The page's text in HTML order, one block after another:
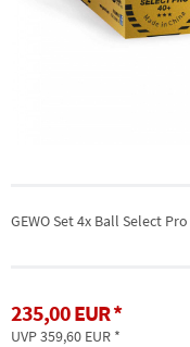
GEWO Set 4x Ball Select
235,00 EUR
UVP 359,60 EUR